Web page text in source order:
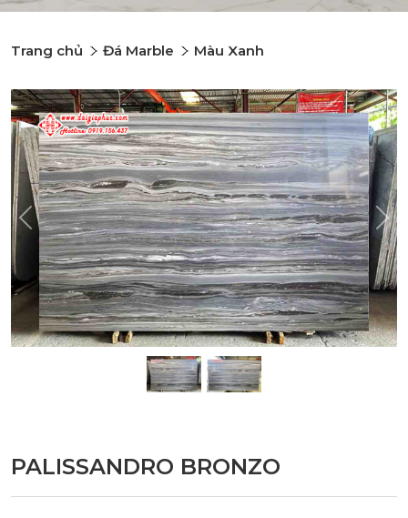
Trang chủ Đá Marble Màu Xanh
Previous
PALISSANDRO BRONZO